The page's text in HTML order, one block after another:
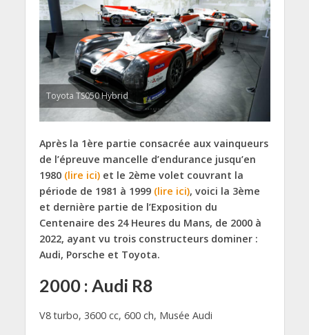
Toyota TS050 Hybrid
Après la 1ère partie consacrée aux vainqueurs
de l’épreuve mancelle d’endurance jusqu’en
1980 (lire ici)et le 2ème volet couvrant la
période de 1981 à 1999 (lire ici), voici la 3ème
et dernière partie de l’Exposition du
Centenaire des 24 Heures du Mans, de 2000 à
2022, ayant vu trois constructeurs dominer :
Audi, Porsche et Toyota.
2000 : Audi R8
V8 turbo, 3600 cc, 600 ch, Musée Audi